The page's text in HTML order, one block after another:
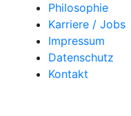
Philosophie
Karriere / Jobs
Impressum
Datenschutz
Kontakt